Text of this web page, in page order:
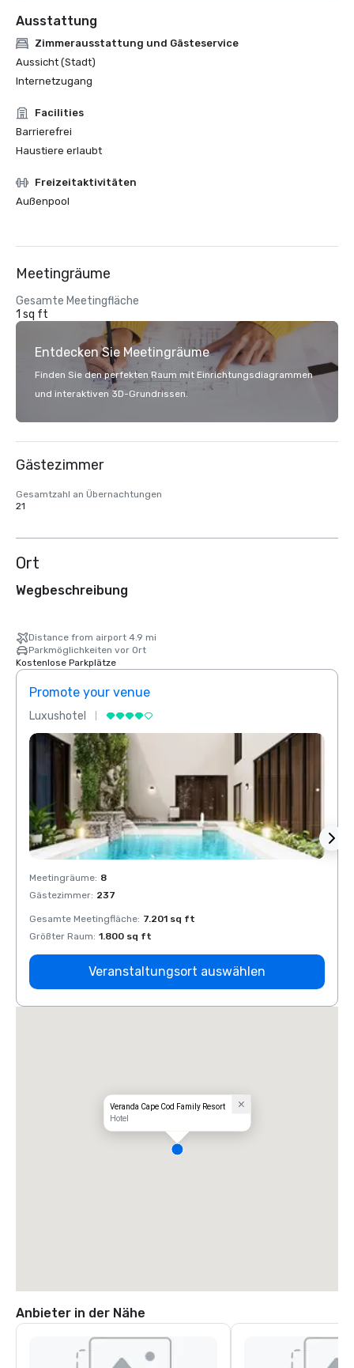
Ausstattung
Zimmerausstattung und Gästeservice
Aussicht (Stadt)
Internetzugang
Facilities
Barrierefrei
Haustiere erlaubt
Freizeitaktivitäten
Außenpool
Meetingräume
Gesamte Meetingfläche
1 sq ft
Entdecken Sie Meetingräume
Finden Sie den perfekten Raum mit Einrichtungsdiagrammen
und interaktiven 3D-Grundrissen.
Gästezimmer
Gesamtzahl an Übernachtungen
21
Ort
Wegbeschreibung
Distance from airport 4.9 mi
Parkmöglichkeiten vor Ort
Kostenlose Parkplätze
Promote your venue
Luxushotel
Meetingräume: 8
Gästezimmer: 237
Gesamte Meetingfläche: 7.201 sq ft
Größter Raum: 1.800 sq ft
Veranstaltungsort auswählen
Veranda Cape Cod Family Resort
Hotel
Anbieter in der Nähe